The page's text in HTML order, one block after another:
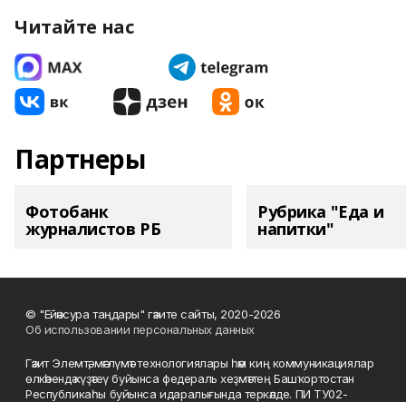
Читайте нас
Партнеры
Фотобанк
журналистов РБ
Рубрика "Еда и
напитки"
© "Ейәнсура таңдары" гәзите сайты, 2020-2026
Об использовании персональных данных
Гәзит Элемтә, мәғлүмәт технологиялары һәм киң коммуникациялар
өлкәһендә күҙәтеү буйынса федераль хеҙмәттең Башҡортостан
Республикаһы буйынса идаралығында теркәлде. ПИ ТУ02-